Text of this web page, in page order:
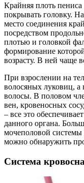
Крайняя плоть
покрывать головку.
место соединения
посредством
плотью и головкой
формирование
возрасту. В ней чаще
При взрослении на
волосяных луковиц, а
волосы. В половом
вен, кровеносных
– все это
данного органа.
мочеполовой
можно обнаружить
Система